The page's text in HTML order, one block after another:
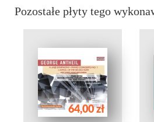
Pozostałe płyty tego
64,00 zł